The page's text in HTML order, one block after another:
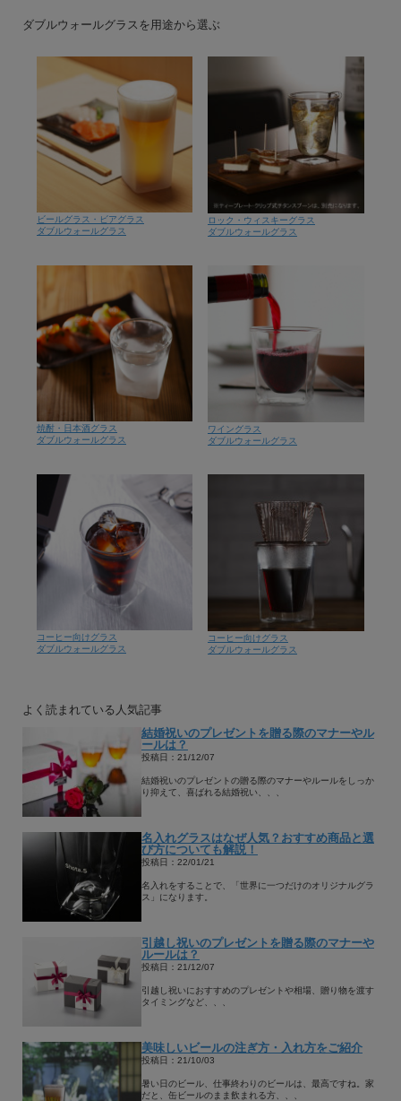
ダブルウォールグラスを用途から選ぶ
ビールグラス・ビアグラス
ダブルウォールグラス
ロック・ウィスキーグラス
ダブルウォールグラス
焼酎・日本酒グラス
ダブルウォールグラス
ワイングラス
ダブルウォールグラス
コーヒー向けグラス
ダブルウォールグラス
コーヒー向けグラス
ダブルウォールグラス
よく読まれている人気記事
結婚祝いのプレゼントを贈る際のマナーやル
ールは？
投稿日：21/12/07
結婚祝いのプレゼントの贈る際のマナーやルールをしっか
り抑えて、喜ばれる結婚祝い、、、
名入れグラスはなぜ人気？おすすめ商品と選
び方についても解説！
投稿日：22/01/21
名入れをすることで、「世界に一つだけのオリジナルグラ
ス」になります。
引越し祝いのプレゼントを贈る際のマナーや
ルールは？
投稿日：21/12/07
引越し祝いにおすすめのプレゼントや相場、贈り物を渡す
タイミングなど、、、
美味しいビールの注ぎ方・入れ方をご紹介
投稿日：21/10/03
暑い日のビール、仕事終わりのビールは、最高ですね。家
だと、缶ビールのまま飲まれる方、、、